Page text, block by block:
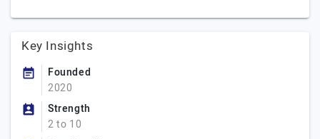
Key Insights
Founded
2020
Strength
2 to 10